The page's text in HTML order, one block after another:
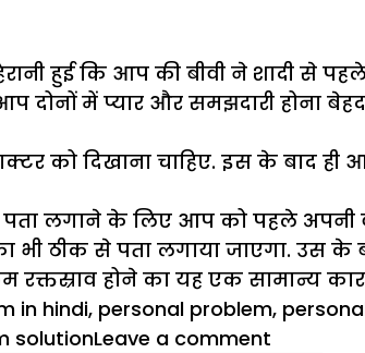
हुई कि आप की बीवी ने शादी से
दोनों में प्यार और समझदारी होना
को दिखाना चाहिए. इस के बाद ही
लगाने के लिए आप को पहले अपनी
भी ठीक से पता लगाया जाएगा. उस के
रक्तस्राव होने का यह एक सामान्य
in hindi, personal problem,
solutionLeave a comment